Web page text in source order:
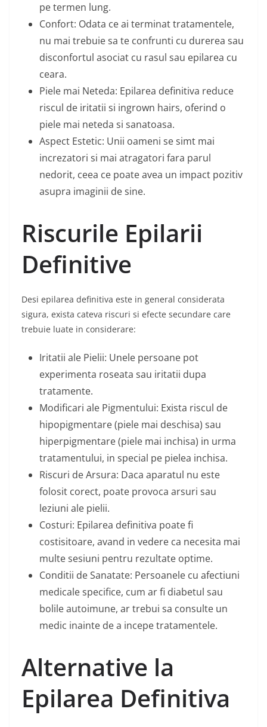
pe termen lung.
Confort: Odata ce ai terminat tratamentele,
nu mai trebuie sa te confrunti cu durerea sau
disconfortul asociat cu rasul sau epilarea cu
ceara.
Piele mai Neteda: Epilarea definitiva reduce
riscul de iritatii si ingrown hairs, oferind o
piele mai neteda si sanatoasa.
Aspect Estetic: Unii oameni se simt mai
increzatori si mai atragatori fara parul
nedorit, ceea ce poate avea un impact pozitiv
asupra imaginii de sine.
Riscurile Epilarii
Definitive
Desi epilarea definitiva este in general considerata
sigura, exista cateva riscuri si efecte secundare care
trebuie luate in considerare:
Iritatii ale Pielii: Unele persoane pot
experimenta roseata sau iritatii dupa
tratamente.
Modificari ale Pigmentului: Exista riscul de
hipopigmentare (piele mai deschisa) sau
hiperpigmentare (piele mai inchisa) in urma
tratamentului, in special pe pielea inchisa.
Riscuri de Arsura: Daca aparatul nu este
folosit corect, poate provoca arsuri sau
leziuni ale pielii.
Costuri: Epilarea definitiva poate fi
costisitoare, avand in vedere ca necesita mai
multe sesiuni pentru rezultate optime.
Conditii de Sanatate: Persoanele cu afectiuni
medicale specifice, cum ar fi diabetul sau
bolile autoimune, ar trebui sa consulte un
medic inainte de a incepe tratamentele.
Alternative la
Epilarea Definitiva